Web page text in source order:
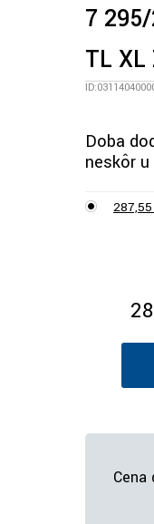
7
TL XL
Doba
neskôr u
Cena